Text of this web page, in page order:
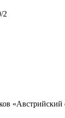
2
«Австрийский